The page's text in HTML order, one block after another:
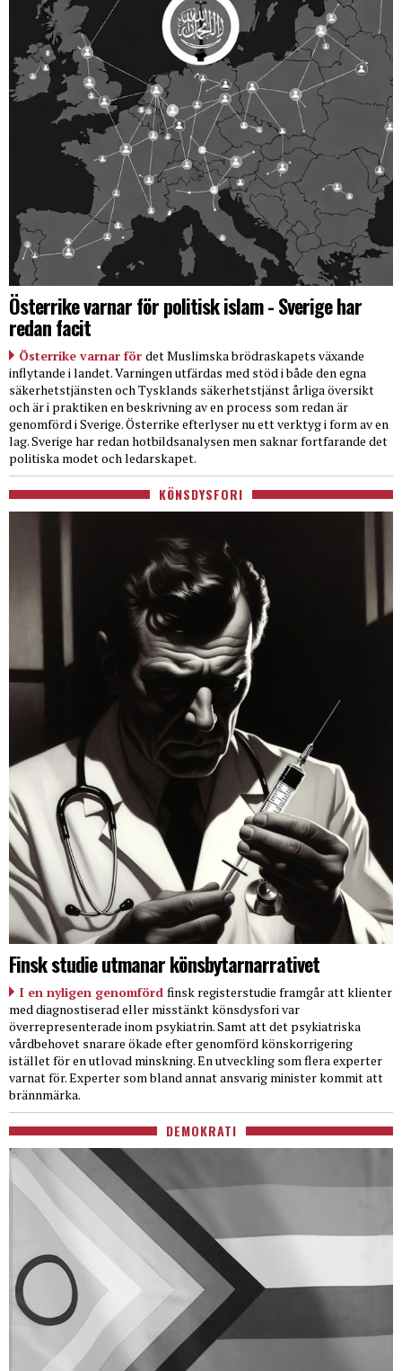
Österrike varnar för politisk islam - Sverige har
redan facit
Österrike varnar för det Muslimska brödraskapets växande
inflytande i landet. Varningen utfärdas med stöd i både den egna
säkerhetstjänsten och Tysklands säkerhetstjänst årliga översikt
och är i praktiken en beskrivning av en process som redan är
genomförd i Sverige. Österrike efterlyser nu ett verktyg i form av en
lag. Sverige har redan hotbildsanalysen men saknar fortfarande det
politiska modet och ledarskapet.
KÖNSDYSFORI
Finsk studie utmanar könsbytarnarrativet
I en nyligen genomförd finsk registerstudie framgår att klienter
med diagnostiserad eller misstänkt könsdysfori var
överrepresenterade inom psykiatrin. Samt att det psykiatriska
vårdbehovet snarare ökade efter genomförd könskorrigering
istället för en utlovad minskning. En utveckling som flera experter
varnat för. Experter som bland annat ansvarig minister kommit att
brännmärka.
DEMOKRATI